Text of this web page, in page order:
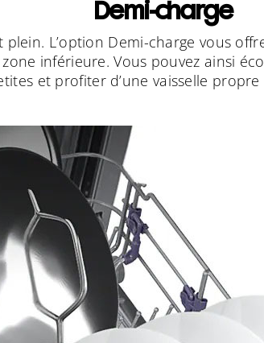
Demi-charge
plein. L’option Demi-charge vous
inférieure. Vous pouvez ainsi
et profiter d’une vaisselle